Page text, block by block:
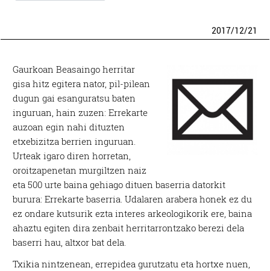
2017/12/21
Gaurkoan Beasaingo herritar
gisa hitz egitera nator, pil-pilean
dugun gai esanguratsu baten
inguruan, hain zuzen: Errekarte
auzoan egin nahi dituzten
etxebizitza berrien inguruan.
Urteak igaro diren horretan,
oroitzapenetan murgiltzen naiz
eta 500 urte baina gehiago dituen baserria datorkit
burura: Errekarte baserria. Udalaren arabera honek ez du
ez ondare kutsurik ezta interes arkeologikorik ere, baina
ahaztu egiten dira zenbait herritarrontzako berezi dela
baserri hau, altxor bat dela.
Txikia nintzenean, errepidea gurutzatu eta hortxe nuen,